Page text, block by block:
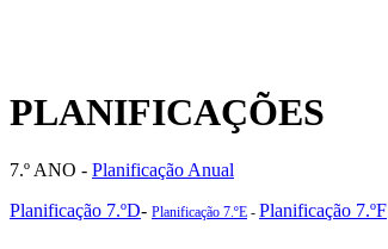
PLANIFICAÇÕES
7.º ANO - Planificação Anual
Planificação 7.ºD- Planificação 7.ºE - Planificação 7.ºF